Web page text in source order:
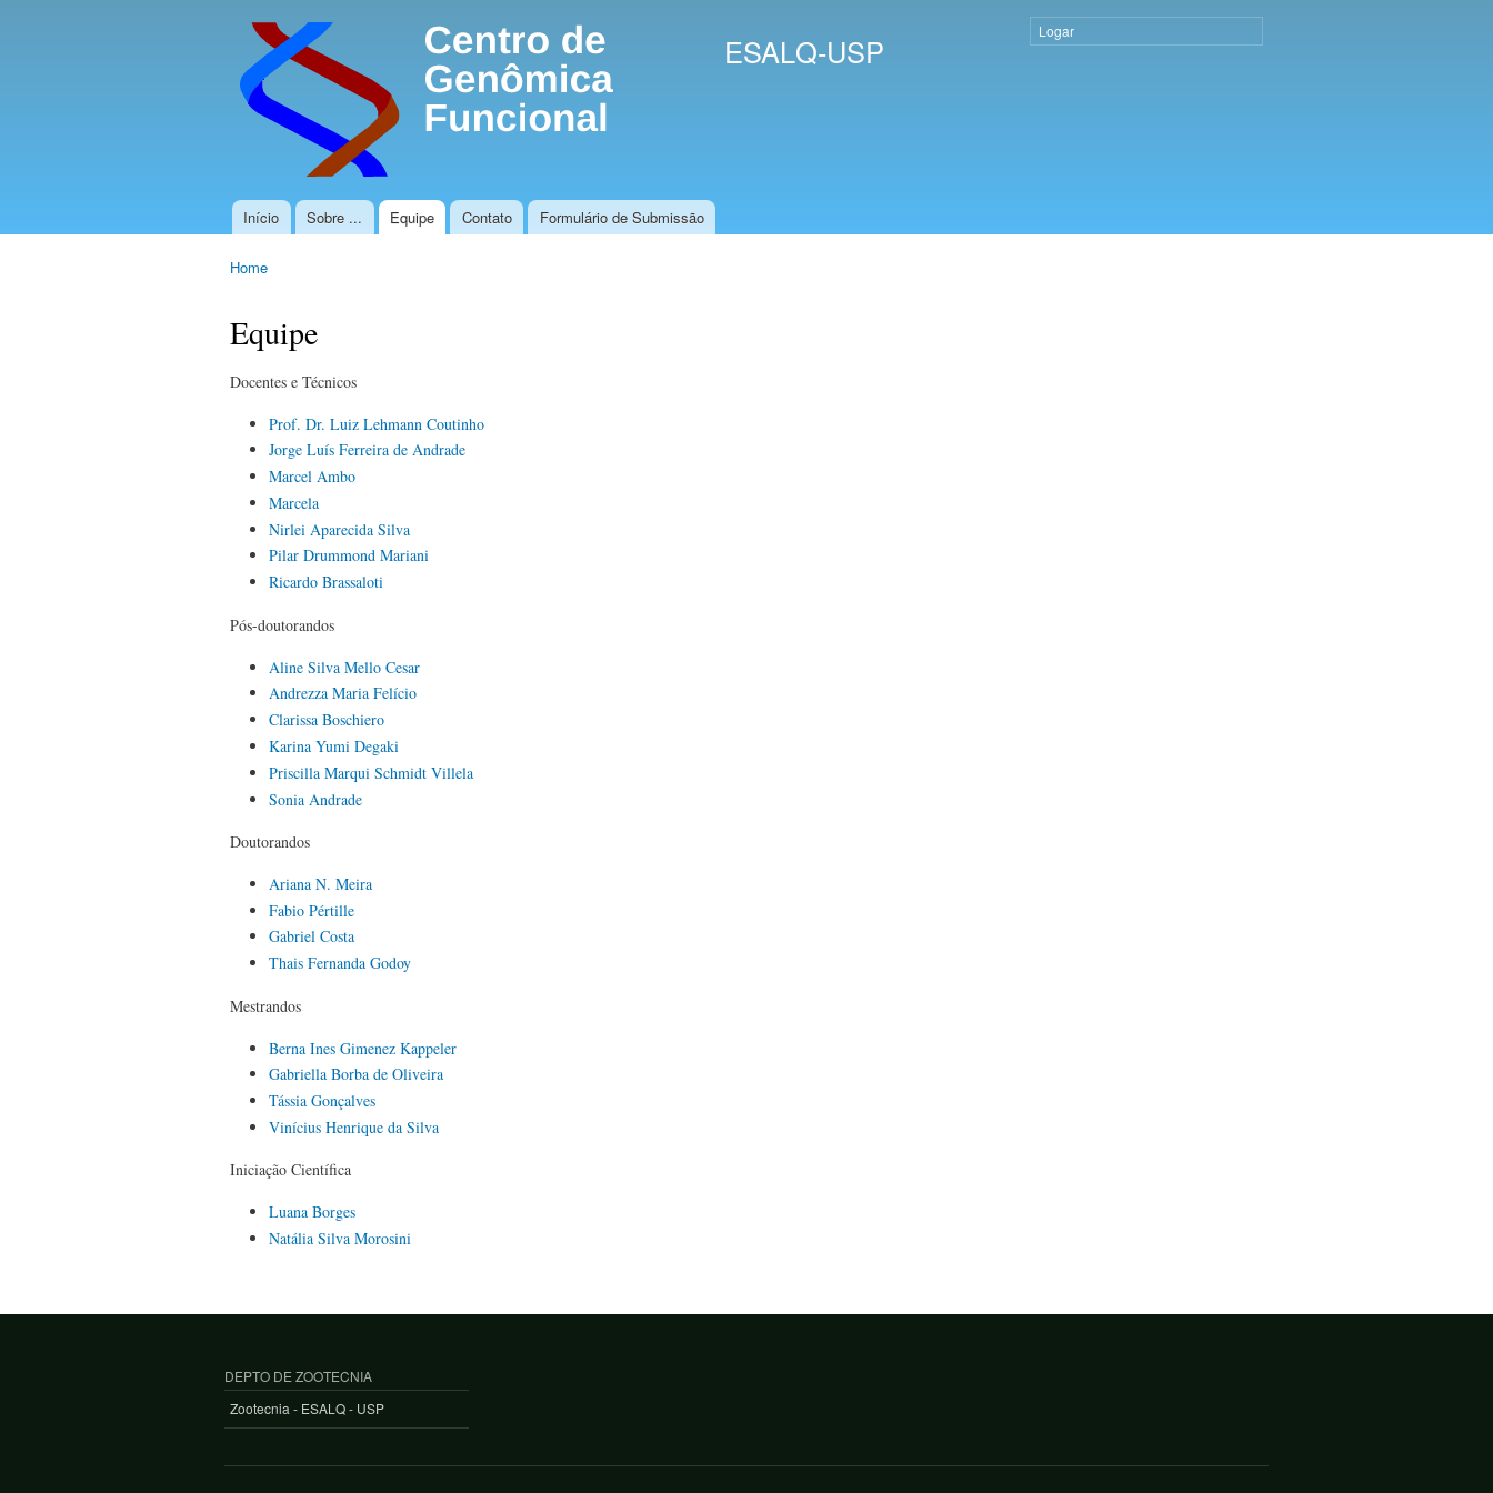
ESALQ-USP Logar
Logar
Main menu
Início Sobre ... Equipe Contato Formulário de Submissão
Home
Equipe
Docentes e Técnicos
Prof. Dr. Luiz Lehmann Coutinho
Jorge Luís Ferreira de Andrade
Marcel Ambo
Marcela
Nirlei Aparecida Silva
Pilar Drummond Mariani
Ricardo Brassaloti
Pós-doutorandos
Aline Silva Mello Cesar
Andrezza Maria Felício
Clarissa Boschiero
Karina Yumi Degaki
Priscilla Marqui Schmidt Villela
Sonia Andrade
Doutorandos
Ariana N. Meira
Fabio Pértille
Gabriel Costa
Thais Fernanda Godoy
Mestrandos
Berna Ines Gimenez Kappeler
Gabriella Borba de Oliveira
Tássia Gonçalves
Vinícius Henrique da Silva
Iniciação Científica
Luana Borges
Natália Silva Morosini
DEPTO DE ZOOTECNIA
Zootecnia - ESALQ - USP